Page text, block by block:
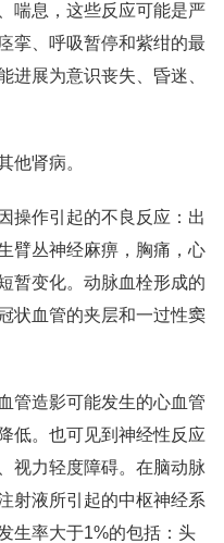
喘息，这些反应可能是严
挛、呼吸暂停和紫绀的最
进展为意识丧失、昏迷、
他肾病。
操作引起的不良反应：出
臂丛神经麻痹，胸痛，心
暂变化。动脉血栓形成的
状血管的夹层和一过性窦
管造影可能发生的心血管
低。也可见到神经性反应
视力轻度障碍。在脑动脉
射液所引起的中枢神经系
生率大于1%的包括：头